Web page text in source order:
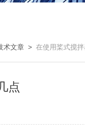
术文章 > 在使用桨式搅
点